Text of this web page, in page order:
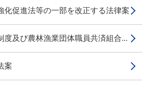
化促進法等の一部を改正する法律案
度及び農林漁業団体職員共済組合...
案